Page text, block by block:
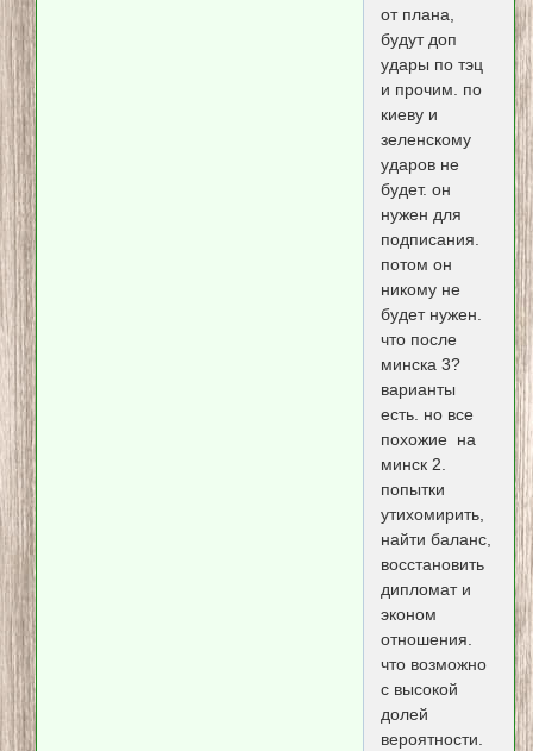
от плана,
будут доп
удары по тэц
и прочим. по
киеву и
зеленскому
ударов не
будет. он
нужен для
подписания.
потом он
никому не
будет нужен.
что после
минска 3?
варианты
есть. но все
похожие на
минск 2.
попытки
утихомирить,
найти баланс,
восстановить
дипломат и
эконом
отношения.
что возможно
с высокой
долей
вероятности.